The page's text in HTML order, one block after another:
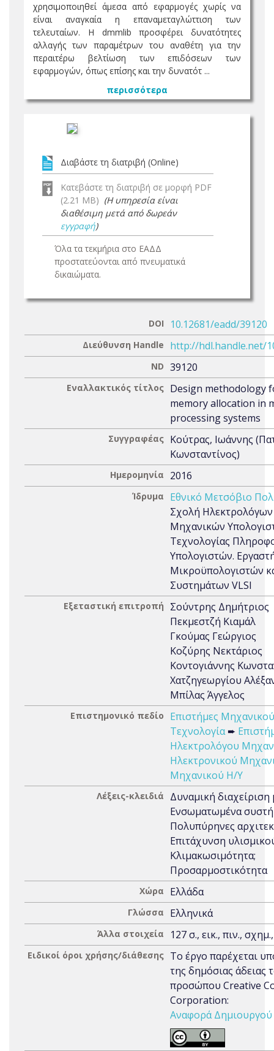
χρησιμοποιηθεί άμεσα από εφαρμογές χωρίς να
είναι αναγκαία η επαναμεταγλώττιση των
τελευταίων. Η dmmlib προσφέρει δυνατότητες
αλλαγής των παραμέτρων του αναθέτη για την
περαιτέρω βελτίωση των επιδόσεων των
εφαρμογών, όπως επίσης και την δυνατότ ...
περισσότερα
Διαβάστε τη διατριβή (Online)
Κατεβάστε τη διατριβή σε μορφή PDF
(2.21 MB) (Η υπηρεσία είναι
διαθέσιμη μετά από δωρεάν
εγγραφή)
Όλα τα τεκμήρια στο ΕΑΔΔ
προστατεύονται από πνευματικά
δικαιώματα.
DOI 10.12681/eadd/39120
Διεύθυνση Handle http://hdl.handle.net/
ND 39120
Εναλλακτικός τίτλος Design methodology
memory allocation in
processing systems
Συγγραφέας Κούτρας, Ιωάννης
Κωνσταντίνος)
Ημερομηνία 2016
Ίδρυμα
Εθνικό Μετσόβιο
Σχολή
Μηχανικών
Τεχνολογίας
Υπολογιστών.
Μικροϋπολογιστών
Συστημάτων VLSI
Εξεταστική επιτροπή
Σούντρης Δημήτριος
Πεκμεστζή Κιαμάλ
Γκούμας Γεώργιος
Κοζύρης Νεκτάριος
Κοντογιάννης
Χατζηγεωργίου
Μπίλας Άγγελος
Επιστημονικό πεδίο
Επιστήμες
Τεχνολογία➨
Ηλεκτρολόγου
Ηλεκτρονικού
Μηχανικού Η/Υ
Λέξεις-κλειδιά
Δυναμική διαχείριση
Ενσωματωμένα
Πολυπύρηνες
Επιτάχυνση
Κλιμακωσιμότητα;
Προσαρμοστικότητα
Χώρα Ελλάδα
Γλώσσα Ελληνικά
Άλλα στοιχεία 127 σ., εικ., πιν.,
Ειδικοί όροι χρήσης/διάθεσης Το έργο παρέχεται
της δημόσιας άδειας
προσώπου Creative
Corporation:
Αναφορά Δημιουργού